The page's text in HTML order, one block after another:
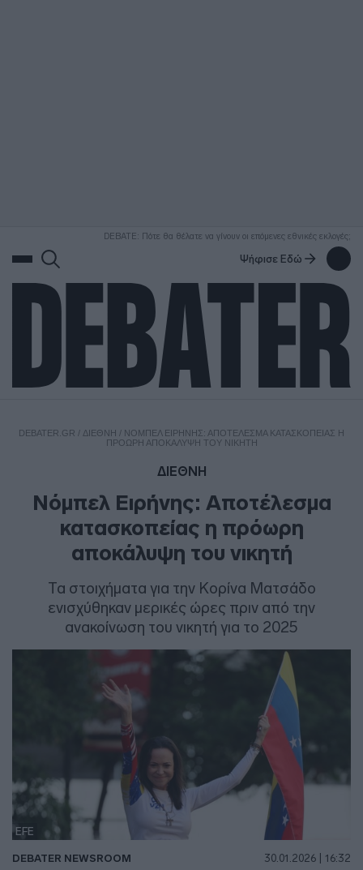
DEBATE: Πότε θα θέλατε να γίνουν οι επόμενες εθνικές εκλογές;
Ψήφισε Εδώ
DEBATER.GR / ΔΙΕΘΝΗ / ΝΌΜΠΕΛ ΕΙΡΉΝΗΣ: ΑΠΟΤΈΛΕΣΜΑ ΚΑΤΑΣΚΟΠΕΊΑΣ Η
ΠΡΌΩΡΗ ΑΠΟΚΆΛΥΨΗ ΤΟΥ ΝΙΚΗΤΉ
ΔΙΕΘΝΗ
Νόμπελ Ειρήνης: Αποτέλεσμα
κατασκοπείας η πρόωρη
αποκάλυψη του νικητή
Τα στοιχήματα για την Κορίνα Ματσάδο
ενισχύθηκαν μερικές ώρες πριν από την
ανακοίνωση του νικητή για το 2025
EFE
DEBATER NEWSROOM 30.01.2026 | 16:32